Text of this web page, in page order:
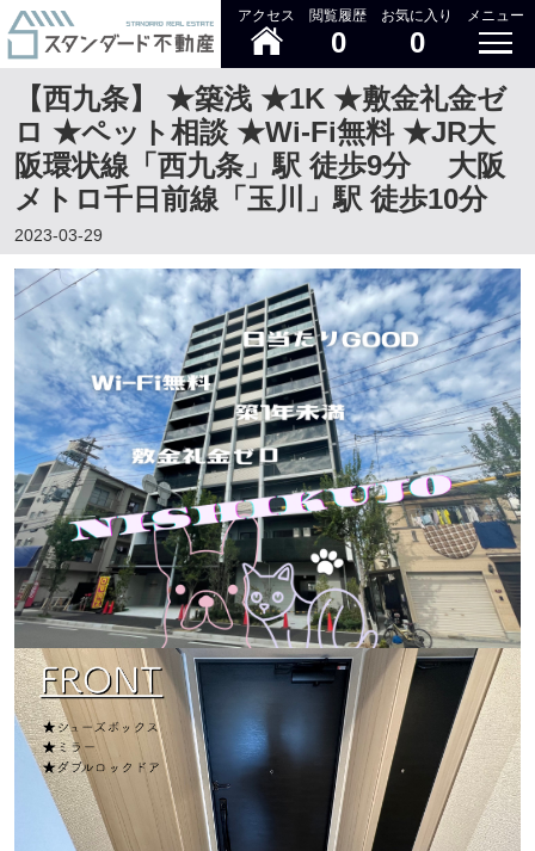
アクセス 閲覧履歴
0
お気に入り
0
メニュー
【西九条】 ★築浅 ★1K ★敷金礼金ゼ
ロ ★ペット相談 ★Wi-Fi無料 ★JR大
阪環状線「西九条」駅 徒歩9分 大阪
メトロ千日前線「玉川」駅 徒歩10分
2023-03-29